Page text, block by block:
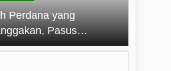
Perdana yang
Pasus
Ukir Prestasi di